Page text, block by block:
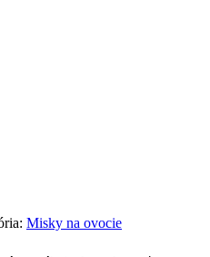
Misky na ovocie